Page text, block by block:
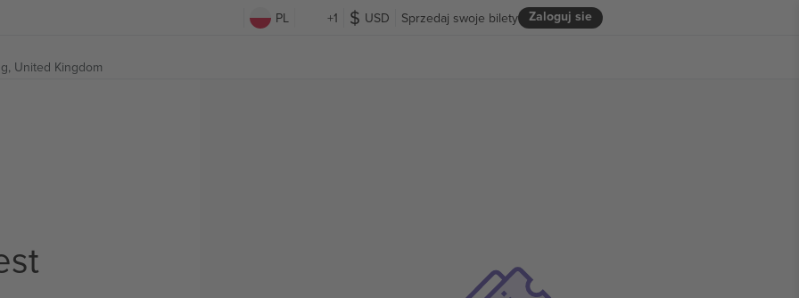
PL +1 USD Zaloguj sie
Sprzedaj swoje bilety
United Kingdom